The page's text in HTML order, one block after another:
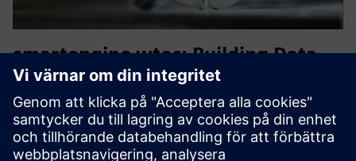
smartengine wtec: Building Data
Backbone & Lighting Control
smartengine från wtec är ett IP-baserat
lågspänningsbelysning och multisensorsystem som skapar
en digital ryggrad i realtid för byggnader. Det möjliggör